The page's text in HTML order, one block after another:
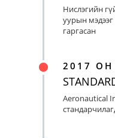
Нислэгийн
уурын
гаргасан
2017 ОН
Aeronautical